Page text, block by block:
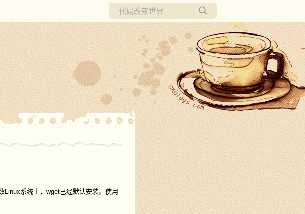
所有博客
当前博客
系统上，wget已经默认安装。使用